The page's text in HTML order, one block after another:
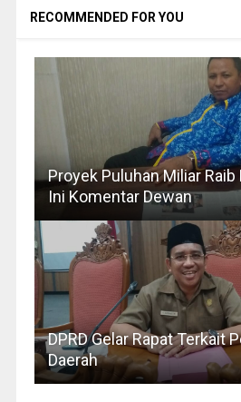
RECOMMENDED FOR YOU
Proyek Puluhan Miliar Raib
Ini Komentar Dewan
DPRD Gelar Rapat Terkait
Daerah